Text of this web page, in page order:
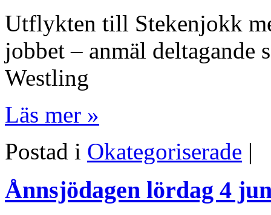
Utflykten till Stekenjokk
jobbet – anmäl deltagande
Westling
Läs mer »
Postad i Okategoriserade |
Ånnsjödagen lördag 4